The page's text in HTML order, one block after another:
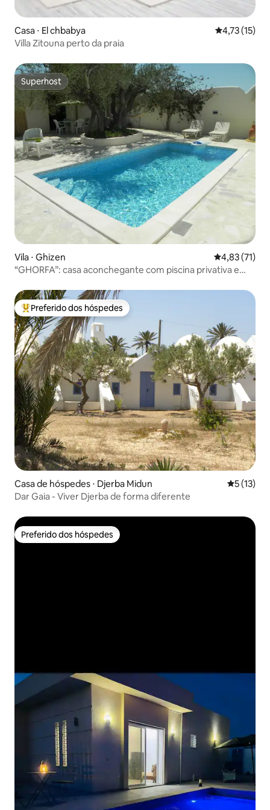
Casa ⋅ El chbabya 4,73 de uma
4,73 (15)
Villa Zitouna perto da praia
Superhost
Superhost
Vila ⋅ Ghizen 4,83 de uma
4,83 (71)
“GHORFA”: casa aconchegante com piscina privativa e
Entre os melhores preferidos dos hóspedes
Preferido dos hóspedes
Casa de hóspedes ⋅ Djerba Midun 5 de uma
5 (13)
Dar Gaia - Viver Djerba de forma diferente
Preferido dos hóspedes
Preferido dos hóspedes